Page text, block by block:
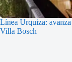
Línea Urquiza:
Villa Bosch